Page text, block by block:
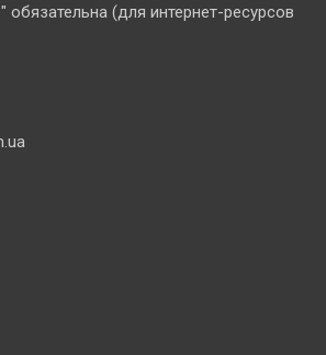
обязательна (для интернет-ресурсов